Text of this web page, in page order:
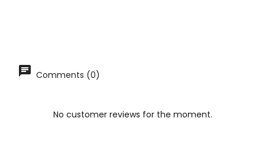
Comments (0)
No customer reviews for the moment.